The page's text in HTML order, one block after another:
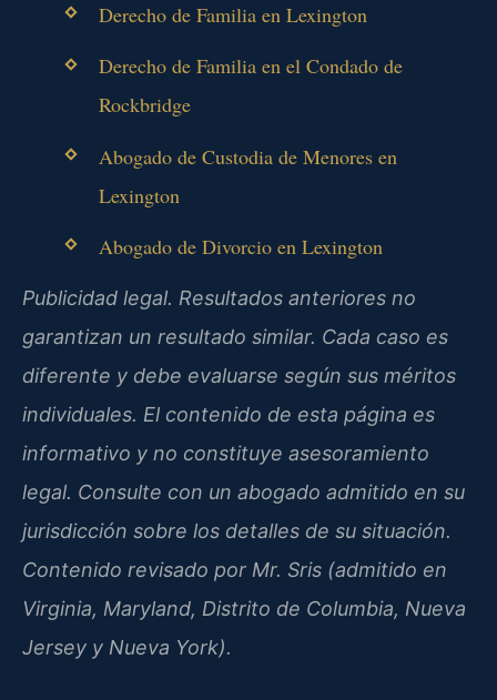
Derecho de Familia en Lexington
Derecho de Familia en el Condado de
Rockbridge
Abogado de Custodia de Menores en
Lexington
Abogado de Divorcio en Lexington
Publicidad legal. Resultados anteriores no
garantizan un resultado similar. Cada caso es
diferente y debe evaluarse según sus méritos
individuales. El contenido de esta página es
informativo y no constituye asesoramiento
legal. Consulte con un abogado admitido en su
jurisdicción sobre los detalles de su situación.
Contenido revisado por Mr. Sris (admitido en
Virginia, Maryland, Distrito de Columbia, Nueva
Jersey y Nueva York).